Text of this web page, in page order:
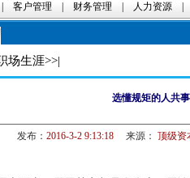
客户管理 财务管理 人力资源
场生涯>>|
选懂规矩的人共事
发布： 2016-3-2 9:13:18来源： 顶级资